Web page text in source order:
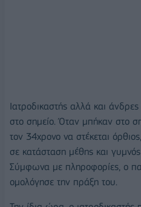
Ιατροδικαστής αλλά και
στο σημείο. Όταν μπήκαν στο
τον 34χρονο να στέκεται
σε κατάσταση μέθης και
Σύμφωνα με πληροφορίες, ο
ομολόγησε την πράξη του.